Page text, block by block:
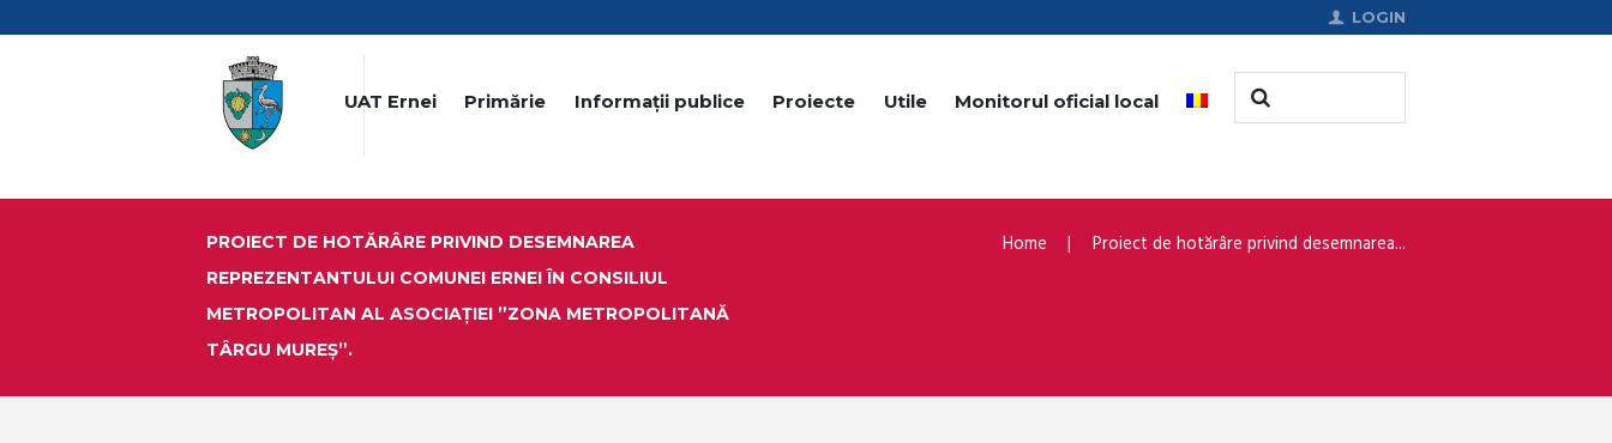
LOGIN
UAT Ernei Primărie Informații publice Proiecte Utile Monitorul oficial local
PROIECT DE HOTĂRÂRE PRIVIND DESEMNAREA
REPREZENTANTULUI COMUNEI ERNEI ÎN CONSILIUL
METROPOLITAN AL ASOCIAŢIEI ”ZONA METROPOLITANĂ
TÂRGU MUREȘ”.
Home Proiect de hotărâre privind desemnarea...